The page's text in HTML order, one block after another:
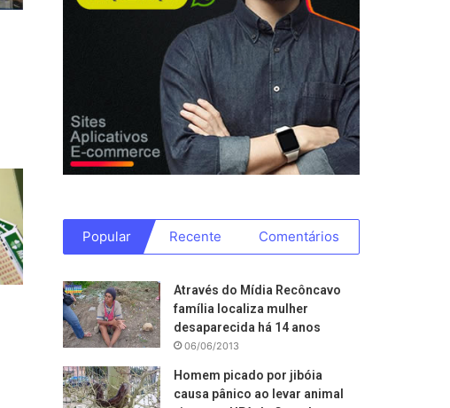
Popular Recente Comentários
Através do Mídia Recôncavo
família localiza mulher
desaparecida há 14 anos
06/06/2013
Homem picado por jibóia
causa pânico ao levar animal